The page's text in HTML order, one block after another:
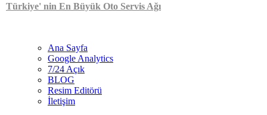
Türkiye' nin En Büyük Oto Servis Ağı
navigation
Ana Sayfa
Google Analytics
7/24 Açık
BLOG
Resim Editörü
İletişim